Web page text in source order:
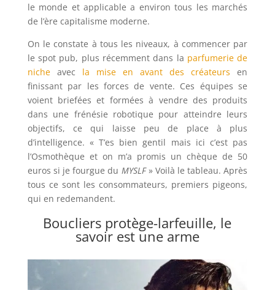
le monde et applicable a environ tous les marchés
de l’ère capitalisme moderne.
On le constate à tous les niveaux, à commencer par
le spot pub, plus récemment dans la parfumerie de
nicheavec la mise en avant des créateurs en
finissant par les forces de vente. Ces équipes se
voient briefées et formées à vendre des produits
dans une frénésie robotique pour atteindre leurs
objectifs, ce qui laisse peu de place à plus
d’intelligence. « T’es bien gentil mais ici c’est pas
l’Osmothèque et on m’a promis un chèque de 50
euros si je fourgue du MYSLF» Voilà le tableau. Après
tous ce sont les consommateurs, premiers pigeons,
qui en redemandent.
Boucliers protège-larfeuille, le
savoir est une arme